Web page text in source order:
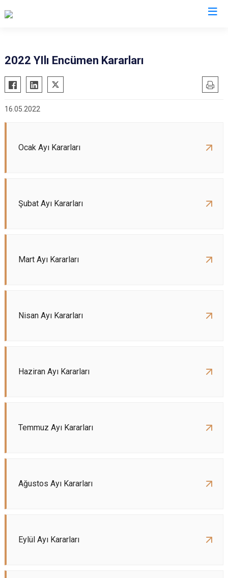
2022 YIlı Encümen Kararları
16.05.2022
Ocak Ayı Kararları
Şubat Ayı Kararları
Mart Ayı Kararları
Nisan Ayı Kararları
Haziran Ayı Kararları
Temmuz Ayı Kararları
Ağustos Ayı Kararları
Eylül Ayı Kararları